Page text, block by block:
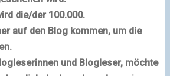
die/der 100.000.
auf den Blog kommen, um die
und Blogleser, möchte